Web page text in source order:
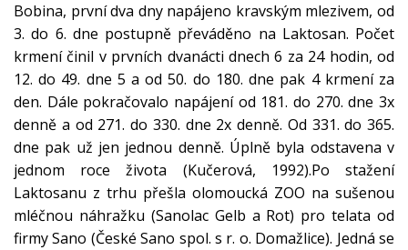
Bobina, první dva dny napájeno kravským mlezivem, od
3. do 6. dne postupně převáděno na Laktosan. Počet
krmení činil v prvních dvanácti dnech 6 za 24 hodin, od
12. do 49. dne 5 a od 50. do 180. dne pak 4 krmení za
den. Dále pokračovalo napájení od 181. do 270. dne 3x
denně a od 271. do 330. dne 2x denně. Od 331. do 365.
dne pak už jen jednou denně. Úplně byla odstavena v
jednom roce života (Kučerová, 1992).Po stažení
Laktosanu z trhu přešla olomoucká ZOO na sušenou
mléčnou náhražku (Sanolac Gelb a Rot) pro telata od
firmy Sano (České Sano spol. s r. o. Domažlice). Jedná se